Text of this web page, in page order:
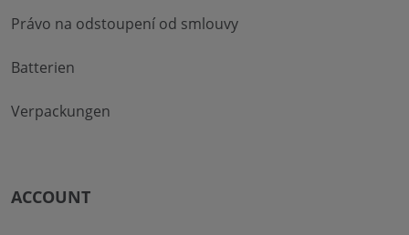
Právo na odstoupení od smlouvy
Batterien
Verpackungen
ACCOUNT